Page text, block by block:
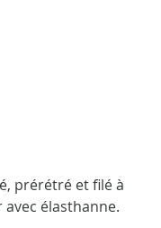
prérétré et filé à
élasthanne.